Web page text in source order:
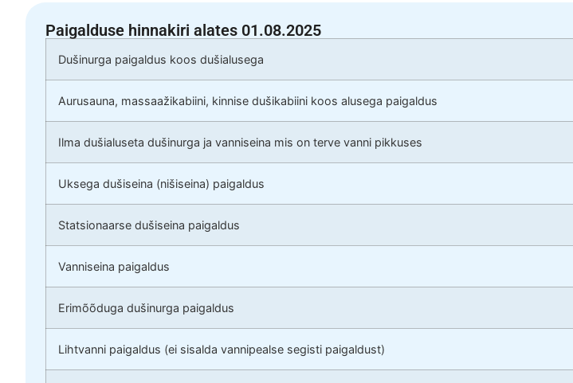
Paigalduse hinnakiri alates 01.08.2025
Dušinurga paigaldus koos dušialusega
Aurusauna, massaažikabiini, kinnise dušikabiini koos alusega paigaldus
Ilma dušialuseta dušinurga ja vanniseina mis on terve vanni pikkuses
Uksega dušiseina (nišiseina) paigaldus
Statsionaarse dušiseina paigaldus
Vanniseina paigaldus
Erimõõduga dušinurga paigaldus
Lihtvanni paigaldus (ei sisalda vannipealse segisti paigaldust)